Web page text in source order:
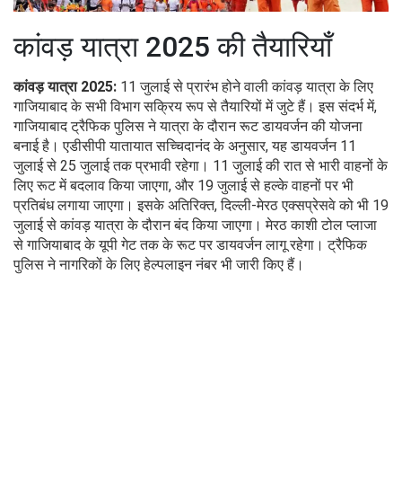
कांवड़ यात्रा 2025 की तैयारियाँ
कांवड़ यात्रा 2025: 11 जुलाई से प्रारंभ होने वाली कांवड़ यात्रा के लिए
गाजियाबाद के सभी विभाग सक्रिय रूप से तैयारियों में जुटे हैं। इस संदर्भ में,
गाजियाबाद ट्रैफिक पुलिस ने यात्रा के दौरान रूट डायवर्जन की योजना
बनाई है। एडीसीपी यातायात सच्चिदानंद के अनुसार, यह डायवर्जन 11
जुलाई से 25 जुलाई तक प्रभावी रहेगा। 11 जुलाई की रात से भारी वाहनों के
लिए रूट में बदलाव किया जाएगा, और 19 जुलाई से हल्के वाहनों पर भी
प्रतिबंध लगाया जाएगा। इसके अतिरिक्त, दिल्ली-मेरठ एक्सप्रेसवे को भी 19
जुलाई से कांवड़ यात्रा के दौरान बंद किया जाएगा। मेरठ काशी टोल प्लाजा
से गाजियाबाद के यूपी गेट तक के रूट पर डायवर्जन लागू रहेगा। ट्रैफिक
पुलिस ने नागरिकों के लिए हेल्पलाइन नंबर भी जारी किए हैं।